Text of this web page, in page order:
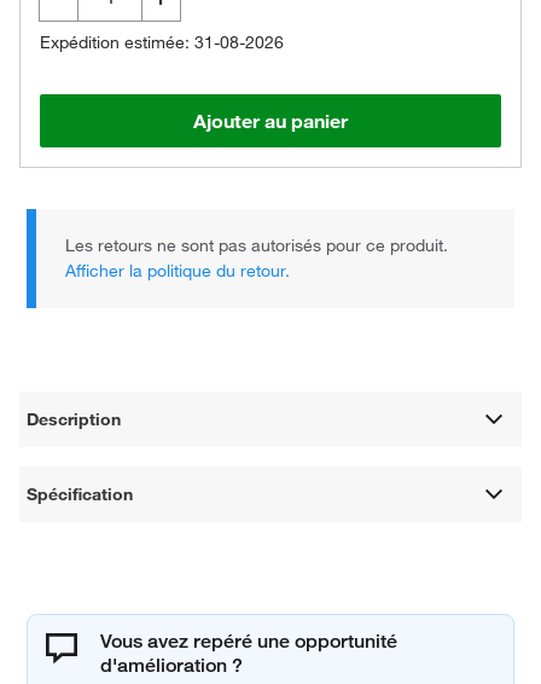
Expédition estimée: 31-08-2026
Ajouter au panier
Les retours ne sont pas autorisés pour ce produit.
Afficher la politique du retour.
Description
Spécification
Vous avez repéré une opportunité
d'amélioration ?